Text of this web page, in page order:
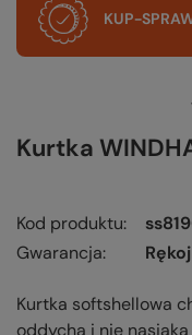
KUP-
Kurtka
Kod produktu
Gwarancja
Kurtka softshellowa
oddycha i nie